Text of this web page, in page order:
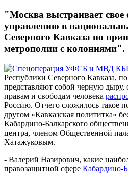
"Москва выстраивает свое
управлению в
Северного Кавказа по
метрополии с колониями".
Республики Северного Кавказа,
представляют собой черную дыру,
правам и свободам человека
Россию. Отчего сложилось такое
другом «Кавказская полититка»
Кабардино-Балкарского
центра, членом Общественной
Хатажуковым.
- Валерий Назирович, какие
правозащитной сфере Кабардино-